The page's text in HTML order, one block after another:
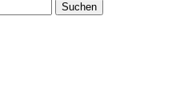
Suchen